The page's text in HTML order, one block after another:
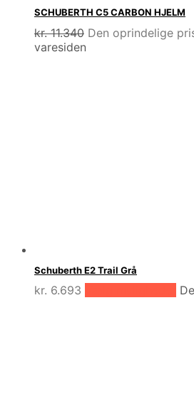
SCHUBERTH C5 CARBON HJELM
kr.11.340 Den oprindelige
varesiden
Schuberth E2 Trail Grå
kr. 6.693